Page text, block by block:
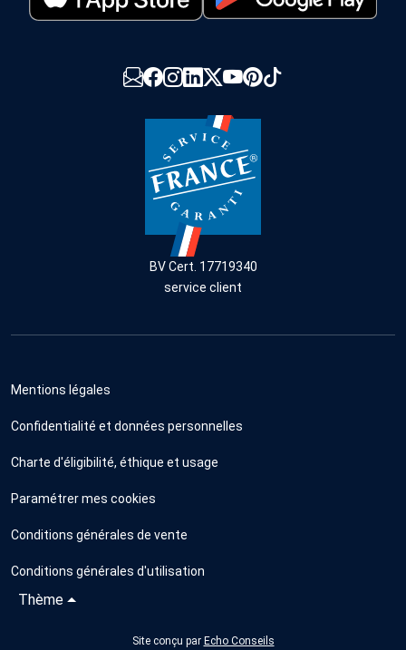
BV Cert. 17719340
service client
Mentions légales
Confidentialité et données personnelles
Charte d'éligibilité, éthique et usage
Paramétrer mes cookies
Conditions générales de vente
Conditions générales d'utilisation
Thème
Site conçu par Echo Conseils